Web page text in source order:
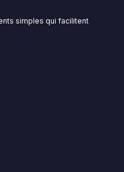
simples qui facilitent